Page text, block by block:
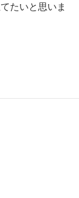
たいと思いま